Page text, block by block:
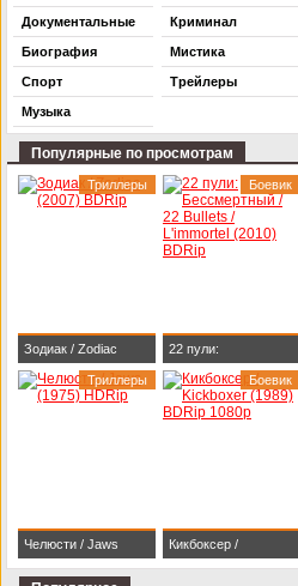
Документальные
Биография
Спорт
Музыка
Криминал
Мистика
Трейлеры
Популярные по просмотрам
Зодиак / Zodiac
(2007) BDRip
Триллеры
22 пули:
Бессмертный / 22
Bullets / L'immortel
Боевик
Челюсти / Jaws
(1975) HDRip
Триллеры
Кикбоксер /
Боевик